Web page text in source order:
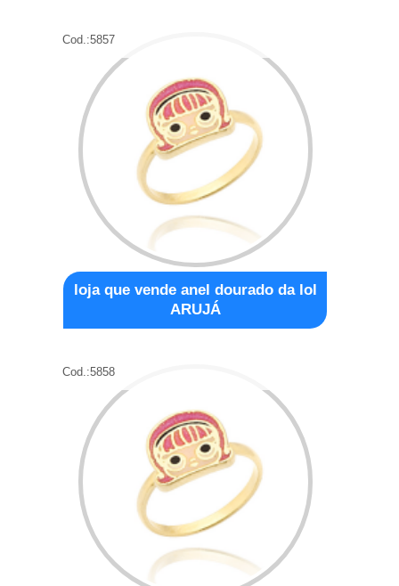
Cod.:5857
loja que vende anel dourado da lol
ARUJÁ
Cod.:5858